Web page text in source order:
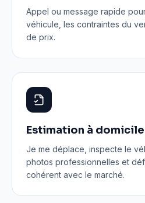
Appel ou message rapide
véhicule, les contraintes du
de prix.
Estimation à domicile
Je me déplace, inspecte le
photos professionnelles et
cohérent avec le marché.